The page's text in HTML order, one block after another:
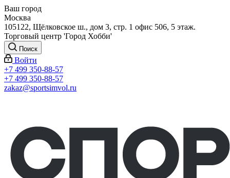
Ваш город
Москва
105122, Щёлковское ш., дом 3, стр. 1 офис 506, 5 этаж.
Торговый центр 'Город Хобби'
Поиск
Войти
+7 499 350-88-57
+7 499 350-88-57
zakaz@sportsimvol.ru